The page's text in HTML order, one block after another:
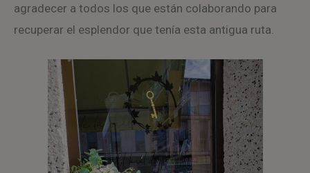
agradecer a todos los que están colaborando para
recuperar el esplendor que tenía esta antigua ruta.